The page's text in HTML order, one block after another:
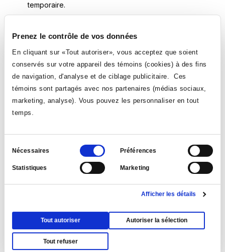
Prenez le contrôle de vos données
En cliquant sur «Tout autoriser», vous acceptez que soient
conservés sur votre appareil des témoins (cookies) à des fins
de navigation, d'analyse et de ciblage publicitaire. Ces
témoins sont partagés avec nos partenaires (médias sociaux,
marketing, analyse). Vous pouvez les personnaliser en tout
temps.
Sélection
consentement
Nécessaires Préférences
Statistiques Marketing
Afficher les détails
Tout autoriser Autoriser la sélection
Tout refuser
temporaire.
Copie du résultat au test de langue française :
Lestests de langue françaiseacceptés sont :
Test Bright (compréhension)Ce
lien
s'ouvrira
nouvelle
fenêtre
Volets exigés :
Compréhension écrite et Compréhension orale.
TCF tout public
une
nouvelle
fenêtre
(Les tests TCF Québec
DELF tout public niveau B2
lien
s'ouvrira
nouvelle
fenêtre
lien
s'ouvrira
dans
nouvelle
fenêtre
(vérifier le niveau
requis avec le cégep que vous comptez fréquenter)
Volets exigés : Compréhension écrite, Compréhension
orale, Production écrite et Production orale.
TEFCe
lien
s'ouvrira
dans
(Les testsTEF Express,TEF QuébecetTEF
Canadane sont pas acceptés.) Volets exigés :
Compréhension écrite, Compréhension orale, Lexique et
structure.